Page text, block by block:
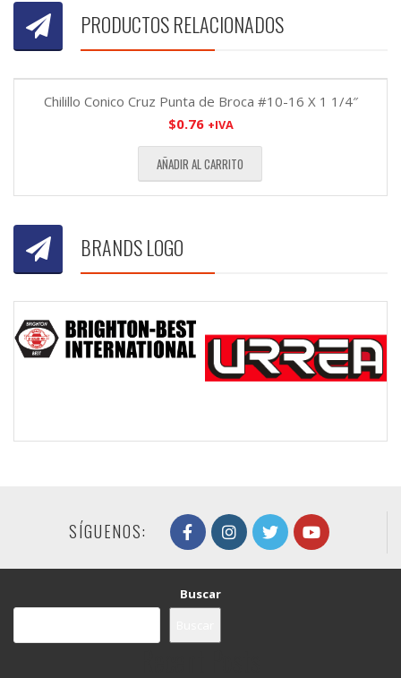
PRODUCTOS RELACIONADOS
Chilillo Conico Cruz Punta de Broca #10-16 X 1 1/4″
$0.76 +IVA
AÑADIR AL CARRITO
BRANDS LOGO
SÍGUENOS:
Buscar